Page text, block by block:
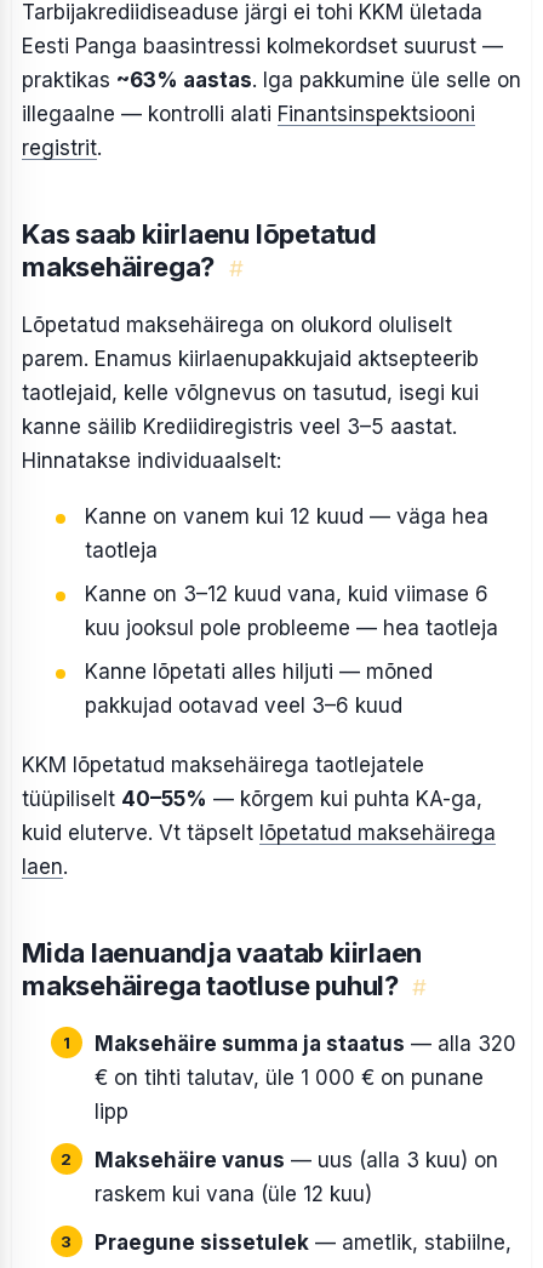
Tarbijakrediidiseaduse järgi ei tohi KKM ületada
Eesti Panga baasintressi kolmekordset suurust —
praktikas ~63% aastas. Iga pakkumine üle selle on
illegaalne — kontrolli alati Finantsinspektsiooni
registrit.
Kas saab kiirlaenu lõpetatud
maksehäirega? #
Lõpetatud maksehäirega on olukord oluliselt
parem. Enamus kiirlaenupakkujaid aktsepteerib
taotlejaid, kelle võlgnevus on tasutud, isegi kui
kanne säilib Krediidiregistris veel 3–5 aastat.
Hinnatakse individuaalselt:
Kanne on vanem kui 12 kuud — väga hea
taotleja
Kanne on 3–12 kuud vana, kuid viimase 6
kuu jooksul pole probleeme — hea taotleja
Kanne lõpetati alles hiljuti — mõned
pakkujad ootavad veel 3–6 kuud
KKM lõpetatud maksehäirega taotlejatele
tüüpiliselt 40–55% — kõrgem kui puhta KA-ga,
kuid eluterve. Vt täpselt lõpetatud maksehäirega
laen.
Mida laenuandja vaatab kiirlaen
maksehäirega taotluse puhul? #
Maksehäire summa ja staatus — alla 320
€ on tihti talutav, üle 1 000 € on punane
lipp
Maksehäire vanus — uus (alla 3 kuu) on
raskem kui vana (üle 12 kuu)
Praegune sissetulek— ametlik, stabiilne,